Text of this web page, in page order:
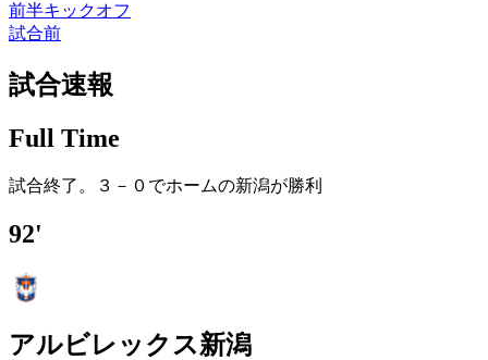
前半キックオフ
試合前
試合速報
Full Time
試合終了。３－０でホームの新潟が勝利
92'
アルビレックス新潟